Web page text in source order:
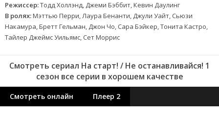
Режиссер:Тодд Холлэнд, Джеми Бэббит, Кевин Даулинг
В ролях:Мэттью Перри, Лаура Бенанти, Джули Уайт, Сьюзи
Накамура, Бретт Гельман, Джон Чо, Сара Бэйкер, Тонита Кастро,
Тайлер Джеймс Уильямс, Сет Моррис
Смотреть сериал На старт! / Не останавливайся! 1
сезон все серии в хорошем качестве
Смотреть онлайн Плеер 2